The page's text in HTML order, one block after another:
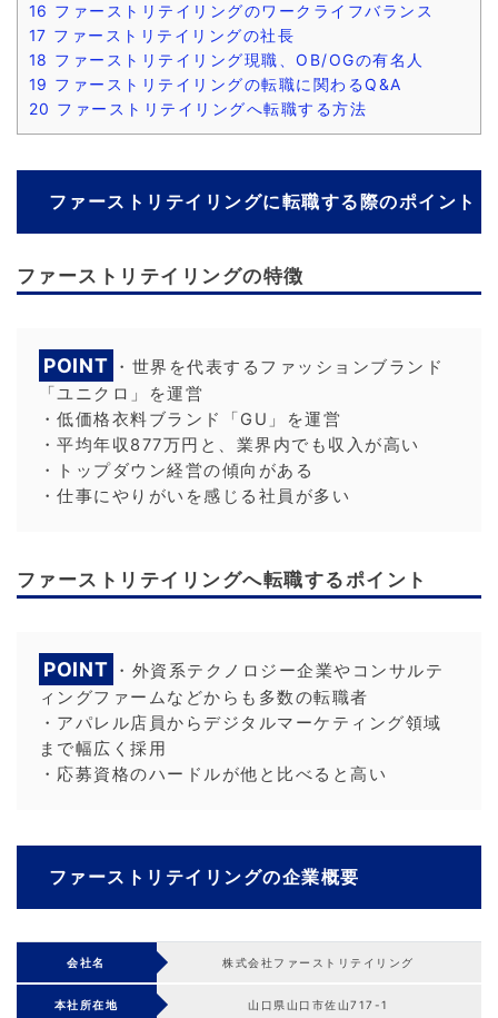
16 ファーストリテイリングのワークライフバランス
17 ファーストリテイリングの社長
18 ファーストリテイリング現職、OB/OGの有名人
19 ファーストリテイリングの転職に関わるQ&A
20 ファーストリテイリングへ転職する方法
ファーストリテイリングに転職する際のポイント
ファーストリテイリングの特徴
POINT
・世界を代表するファッションブランド
「ユニクロ」を運営
・低価格衣料ブランド「GU」を運営
・平均年収877万円と、業界内でも収入が高い
・トップダウン経営の傾向がある
・仕事にやりがいを感じる社員が多い
ファーストリテイリングへ転職するポイント
POINT
・外資系テクノロジー企業やコンサルテ
ィングファームなどからも多数の転職者
・アパレル店員からデジタルマーケティング領域
まで幅広く採用
・応募資格のハードルが他と比べると高い
ファーストリテイリングの企業概要
会社名 株式会社ファーストリテイリング
本社所在地 山口県山口市佐山717-1